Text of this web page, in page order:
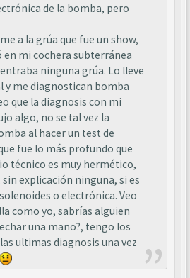
de la bomba, pero
a la grúa que fue un show,
en mi cochera subterránea
ninguna grúa. Lo lleve
y me diagnostican bomba
que la diagnosis con mi
algo, no se tal vez la
al hacer un test de
fue lo más profundo que
técnico es muy hermético,
sin explicación ninguna, si es
o electrónica. Veo
como yo, sabrías alguien
una mano?, tengo los
ultimas diagnosis una vez